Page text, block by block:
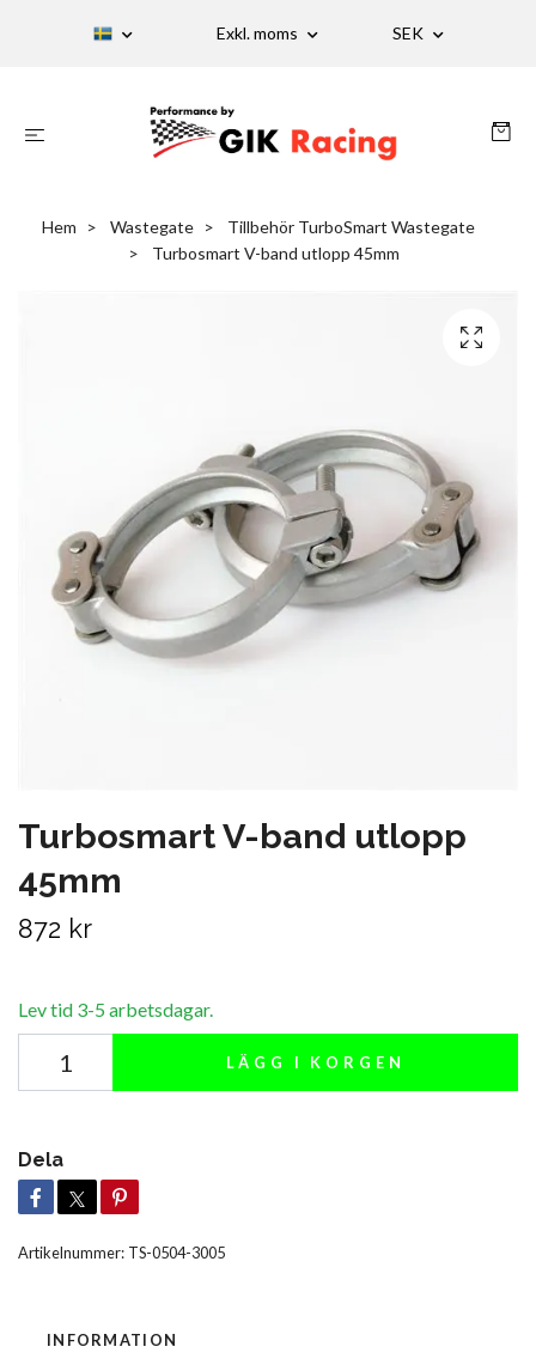
Exkl. moms SEK
Hem Wastegate
Tillbehör TurboSmart Wastegate
Turbosmart V-band utlopp 45mm
Turbosmart V-band utlopp
45mm
872 kr
Lev tid 3-5 arbetsdagar.
LÄGG I KORGEN
Dela
Artikelnummer: TS-0504-3005
INFORMATION